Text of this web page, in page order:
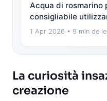
Acqua di rosmarino
consigliabile
1 Apr 2026 • 9 min de
La curiosità
creazione